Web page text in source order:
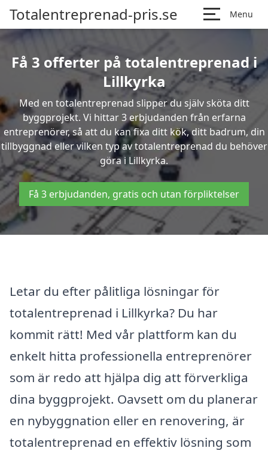
Totalentreprenad-pris.se Menu
Få 3 offerter på totalentreprenad i
Lillkyrka
Med en totalentreprenad slipper du själv sköta ditt
byggprojekt. Vi hittar 3 erbjudanden från erfarna
entreprenörer, så att du kan fixa ditt kök, ditt badrum, din
tillbyggnad eller vilken typ av totalentreprenad du behöver
göra i Lillkyrka.
Få 3 erbjudanden, gratis och utan förpliktelser
Letar du efter pålitliga lösningar för
totalentreprenad i Lillkyrka? Du har
kommit rätt! Med vår plattform kan du
enkelt hitta professionella entreprenörer
som är redo att hjälpa dig att förverkliga
dina byggprojekt. Oavsett om du planerar
en nybyggnation eller en renovering, är
totalentreprenad en effektiv lösning som